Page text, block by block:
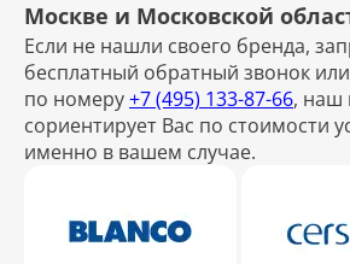
Москве и Московской
Если не нашли своего бренда,
бесплатный обратный звонок
по номеру+7 (495) 133-87-66, наш
сориентирует Вас по стоимости
именно в вашем случае.